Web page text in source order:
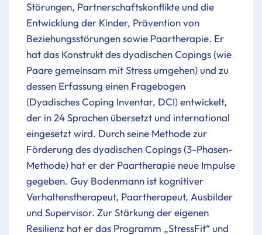
Störungen, Partnerschaftskonflikte und die
Entwicklung der Kinder, Prävention von
Beziehungsstörungen sowie Paartherapie. Er
hat das Konstrukt des dyadischen Copings (wie
Paare gemeinsam mit Stress umgehen) und zu
dessen Erfassung einen Fragebogen
(Dyadisches Coping Inventar, DCI) entwickelt,
der in 24 Sprachen übersetzt und international
eingesetzt wird. Durch seine Methode zur
Förderung des dyadischen Copings (3-Phasen-
Methode) hat er der Paartherapie neue Impulse
gegeben. Guy Bodenmann ist kognitiver
Verhaltens­therapeut, Paartherapeut, Ausbilder
und Supervisor. Zur Stärkung der eigenen
Resilienz hat er das Programm „StressFit“ und